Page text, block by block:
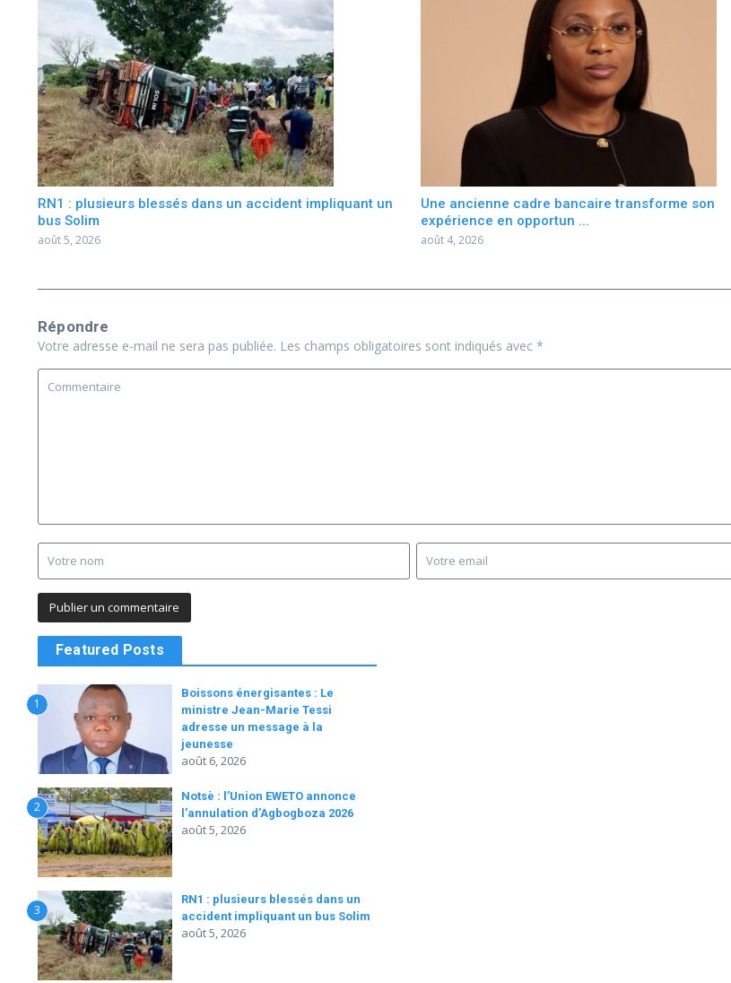
RN1 : plusieurs blessés dans un accident impliquant un
bus Solim
août 5, 2026
Une ancienne cadre bancaire transforme son
expérience en opportun ...
août 4, 2026
Répondre
Votre adresse e-mail ne sera pas publiée. Les champs obligatoires sont indiqués avec *
Featured Posts
1
Boissons énergisantes : Le
ministre Jean-Marie Tessi
adresse un message à la
jeunesse
août 6, 2026
2
Notsè : l’Union EWETO annonce
l’annulation d’Agbogboza 2026
août 5, 2026
3
RN1 : plusieurs blessés dans un
accident impliquant un bus Solim
août 5, 2026